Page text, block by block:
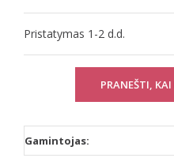
Pristatymas 1-2 d.d.
PRANEŠTI, KAI
Gamintojas: